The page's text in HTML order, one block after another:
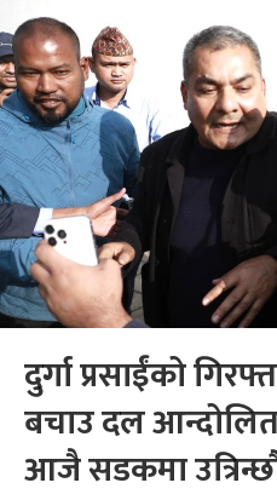
दुर्गा प्रसाईंको
बचाउ दल
आजै सडकमा